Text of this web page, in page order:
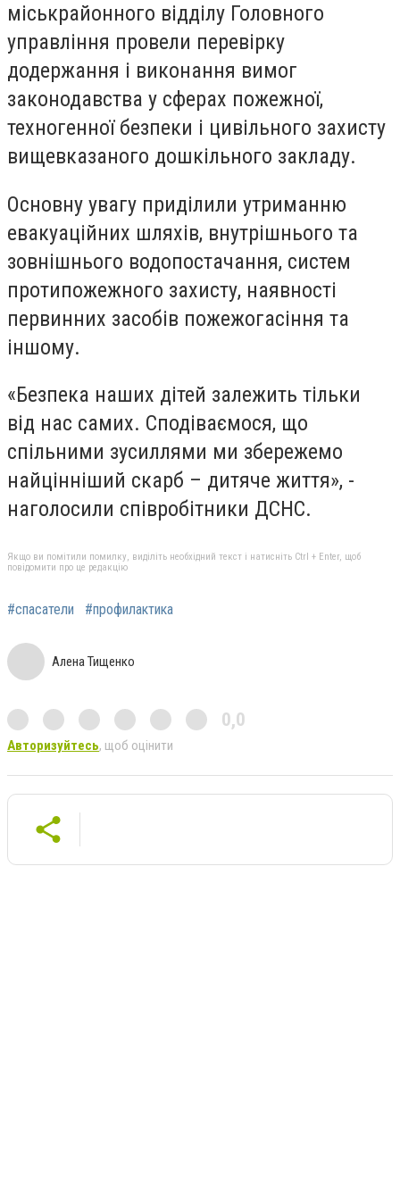
міськрайонного відділу Головного
управління провели перевірку
додержання і виконання вимог
законодавства у сферах пожежної,
техногенної безпеки і цивільного захисту
вищевказаного дошкільного закладу.
Основну увагу приділили утриманню
евакуаційних шляхів, внутрішнього та
зовнішнього водопостачання, систем
протипожежного захисту, наявності
первинних засобів пожежогасіння та
іншому.
«Безпека наших дітей залежить тільки
від нас самих. Сподіваємося, що
спільними зусиллями ми збережемо
найцінніший скарб – дитяче життя», -
наголосили співробітники ДСНС.
Якщо ви помітили помилку, виділіть необхідний текст і натисніть Ctrl + Enter, щоб
повідомити про це редакцію
#спасатели #профилактика
Алена Тищенко
0,0
Авторизуйтесь, щоб оцінити